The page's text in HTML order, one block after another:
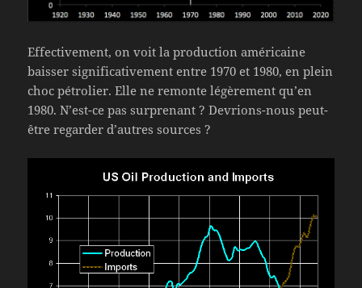
Effectivement, on voit la production américaine
baisser significativement entre 1970 et 1980, en plein
choc pétrolier. Elle ne remonte légèrement qu’en
1980. N’est-ce pas surprenant ? Devrions-nous peut-
être regarder d’autres sources ?